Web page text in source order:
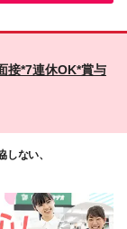
り決定します ※評価
530万円（30歳）
接*7連休OK*賞与
ない、